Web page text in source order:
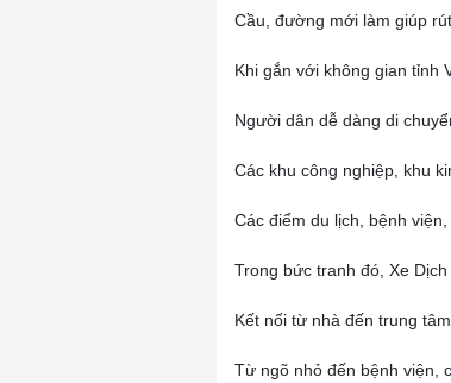
Cầu, đường mới làm giúp
Khi gắn với không gian tỉnh
Người dân dễ dàng di
Các khu công nghiệp, khu
Các điểm du lịch, bệnh
Trong bức tranh đó, Xe
Kết nối từ nhà đến trung
Từ ngõ nhỏ đến bệnh viện,